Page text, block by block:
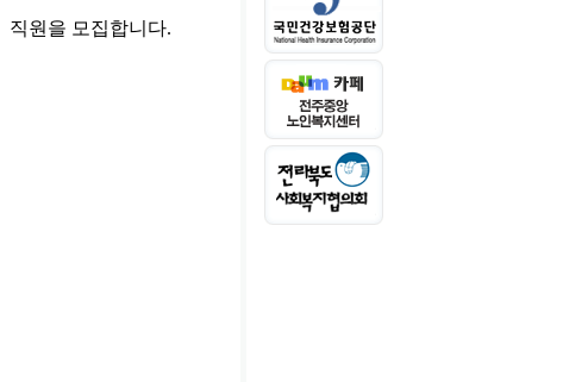
직원을 모집합니다.